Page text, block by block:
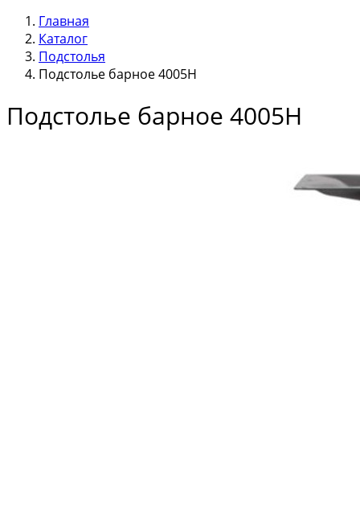
Главная
Каталог
Подстолья
Подстолье барное 4005Н
Подстолье барное 4005Н